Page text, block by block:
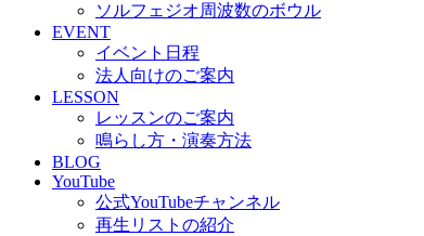
ソルフェジオ周波数のボウル
EVENT
イベント日程
法人向けのご案内
LESSON
レッスンのご案内
鳴らし方・演奏方法
BLOG
YouTube
公式YouTubeチャンネル
再生リストの紹介